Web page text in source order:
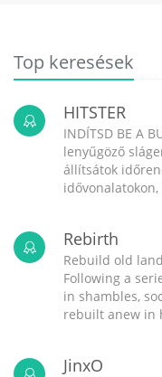
Top keresések
HITSTER
INDÍTSD BE A
lenyűgöző
állítsátok
Rebirth
Rebuild old
Following a
in shambles,
rebuilt anew in
JinxO